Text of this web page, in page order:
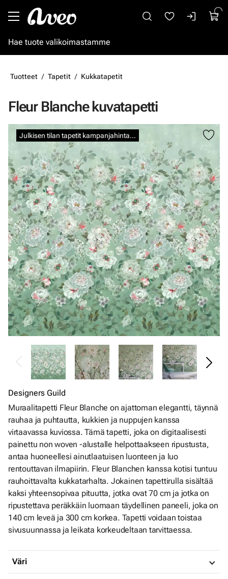
Tuotteet Tapetit Kukkatapetit
Fleur Blanche kuvatapetti
Julkisen tilan tapetit kampanjahintaan
Ohita kuvat
Designers Guild
Muraalitapetti Fleur Blanche on ajattoman elegantti, täynnä
rauhaa ja puhtautta, kukkien ja nuppujen kanssa
virtaavassa kuviossa. Tämä tapetti, joka on digitaalisesti
painettu non woven -alustalle helpottaakseen ripustusta,
antaa huoneellesi ainutlaatuisen luonteen ja luo
rentouttavan ilmapiirin. Fleur Blanchen kanssa kotisi tuntuu
rauhoittavalta kukkatarhalta. Jokainen tapettirulla sisältää
kaksi yhteensopivaa pituutta, jotka ovat 70 cm ja jotka on
ripustettava peräkkäin luomaan täydellinen paneeli, joka on
140 cm leveä ja 300 cm korkea. Tapetti voidaan toistaa
sivusuunnassa ja leikata korkeudeltaan tarvittaessa.
Väri